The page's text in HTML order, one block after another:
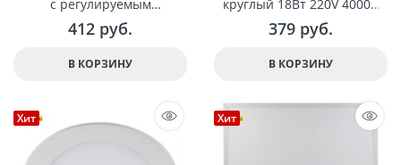
с регулируемым
монтажным диаметром (до
160мм) 14W арт 29727
412 руб.
В КОРЗИНУ
круглый 18Вт 220V 4000K
арт Б0019459
379 руб.
В КОРЗИНУ
Хит Хит